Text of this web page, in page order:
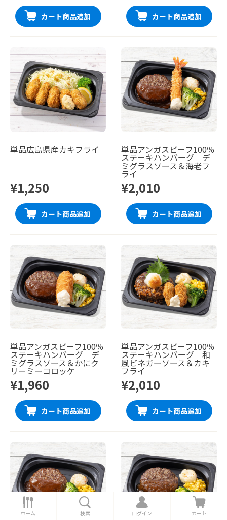
カート商品追加 カート商品追加
単品広島県産カキフライ
¥1,250
カート商品追加
単品アンガスビーフ100％
ステーキハンバーグ デ
ミグラスソース＆海老フ
ライ
¥2,010
カート商品追加
単品アンガスビーフ100％
ステーキハンバーグ デ
ミグラスソース＆かにク
リーミーコロッケ
¥1,960
カート商品追加
単品アンガスビーフ100％
ステーキハンバーグ 和
風ビネガーソース＆カキ
フライ
¥2,010
カート商品追加
ホ
ー
ホーム 索
検索
ロ
グ
ログイン
カ
ー
カート